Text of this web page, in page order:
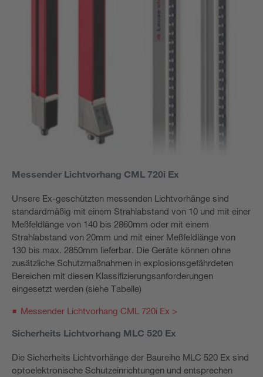
Messender Lichtvorhang CML 720i Ex
Unsere Ex-geschützten messenden Lichtvorhänge sind
standardmäßig mit einem Strahlabstand von 10 und mit einer
Meßfeldlänge von 140 bis 2860mm oder mit einem
Strahlabstand von 20mm und mit einer Meßfeldlänge von
130 bis max. 2850mm lieferbar. Die Geräte können ohne
zusätzliche Schutzmaßnahmen in explosionsgefährdeten
Bereichen mit diesen Klassifizierungsanforderungen
eingesetzt werden (siehe Tabelle)
Messender Lichtvorhang CML 720i Ex >
Sicherheits Lichtvorhang MLC 520 Ex
Die Sicherheits Lichtvorhänge der Baureihe MLC 520 Ex sind
optoelektronische Schutzeinrichtungen und entsprechen